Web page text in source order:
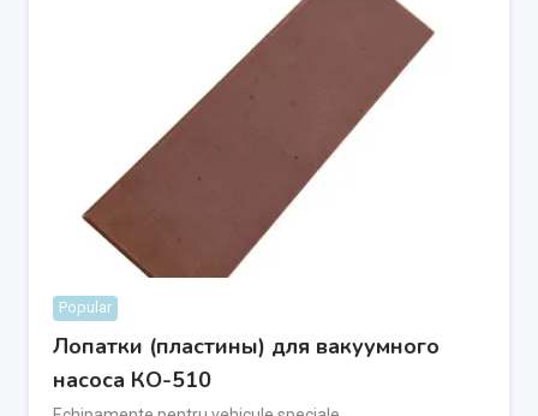
Popular
Лопатки (пластины) для вакуумного
насоса КО-510